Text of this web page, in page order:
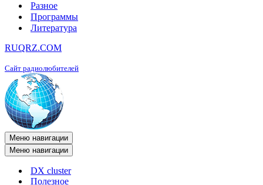
Разное
Программы
Литература
RUQRZ.COM
Сайт радиолюбителей
Меню навигации
Меню навигации
DX cluster
Полезное